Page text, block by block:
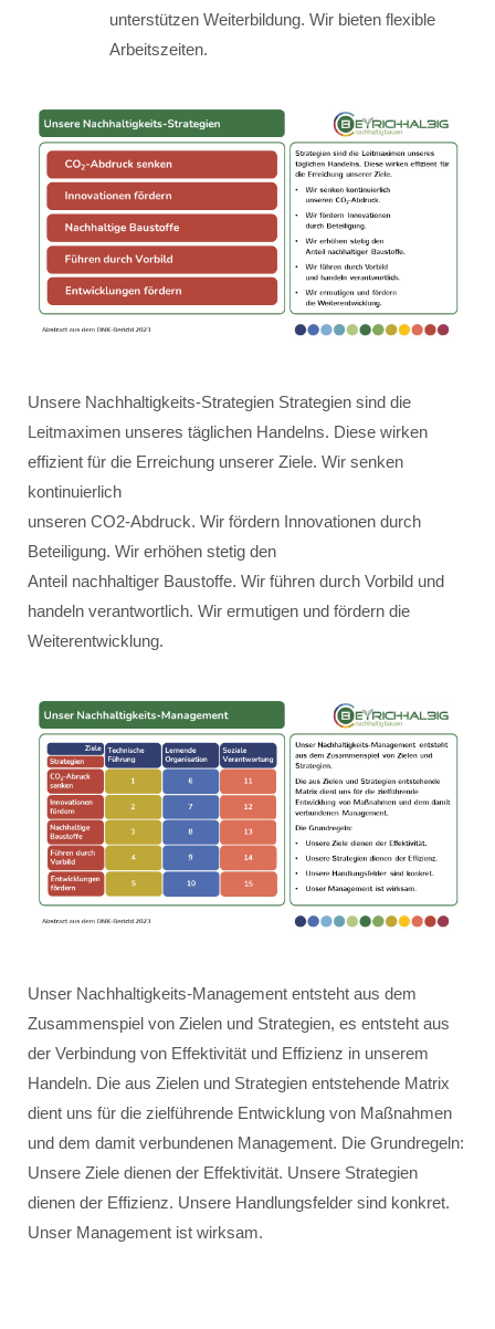
unterstützen Weiterbildung. Wir bieten flexible
Arbeitszeiten.
Unsere Nachhaltigkeits-Strategien Strategien sind die
Leitmaximen unseres täglichen Handelns. Diese wirken
effizient für die Erreichung unserer Ziele. Wir senken
kontinuierlich
unseren CO2-Abdruck. Wir fördern Innovationen durch
Beteiligung. Wir erhöhen stetig den
Anteil nachhaltiger Baustoffe. Wir führen durch Vorbild und
handeln verantwortlich. Wir ermutigen und fördern die
Weiterentwicklung.
Unser Nachhaltigkeits-Management entsteht aus dem
Zusammenspiel von Zielen und Strategien, es entsteht aus
der Verbindung von Effektivität und Effizienz in unserem
Handeln. Die aus Zielen und Strategien entstehende Matrix
dient uns für die zielführende Entwicklung von Maßnahmen
und dem damit verbundenen Management. Die Grundregeln:
Unsere Ziele dienen der Effektivität. Unsere Strategien
dienen der Effizienz. Unsere Handlungsfelder sind konkret.
Unser Management ist wirksam.